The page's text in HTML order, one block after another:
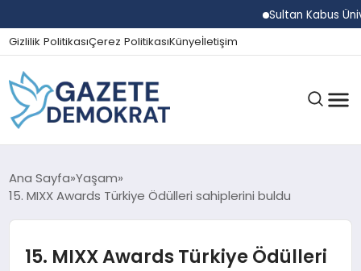
Sultan Kabus
Gizlilik PolitikasıÇerez PolitikasıKünyeİletişim
GÜNDEM
Ana Sayfa Yaşam
15. MIXX Awards Türkiye Ödülleri sahiplerini buldu
15. MIXX Awards Türkiye Ödülleri